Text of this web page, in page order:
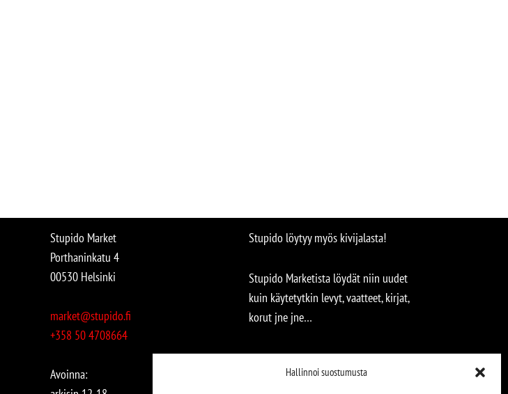
Hallinnoi suostumusta
Stupido Market
Porthaninkatu 4
00530 Helsinki
market@stupido.fi
+358 50 4708664
Avoinna:
Stupido löytyy myös kivijalasta!
Stupido Marketista löydät niin uudet
kuin käytetytkin levyt, vaatteet, kirjat,
korut jne jne…